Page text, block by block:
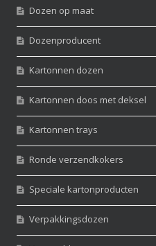
Dozen op maat
Dozenproducent
Kartonnen dozen
Kartonnen doos met deksel
Kartonnen trays
Ronde verzendkokers
Speciale kartonproducten
Verpakkingsdozen